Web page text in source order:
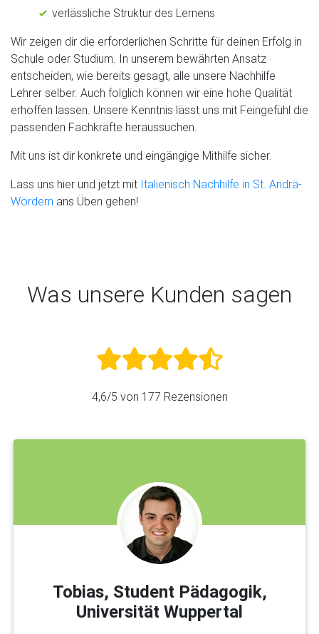
verlässliche Struktur des Lernens
Wir zeigen dir die erforderlichen Schritte für deinen Erfolg in
Schule oder Studium. In unserem bewährten Ansatz
entscheiden, wie bereits gesagt, alle unsere Nachhilfe
Lehrer selber. Auch folglich können wir eine hohe Qualität
erhoffen lassen. Unsere Kenntnis lässt uns mit Feingefühl die
passenden Fachkräfte heraussuchen.
Mit uns ist dir konkrete und eingängige Mithilfe sicher.
Lass uns hier und jetzt mit Italienisch Nachhilfe in St. Andrä-
Wördern ans Üben gehen!
Was unsere Kunden sagen
4,6/5 von 177 Rezensionen
Tobias, Student Pädagogik,
Universität Wuppertal